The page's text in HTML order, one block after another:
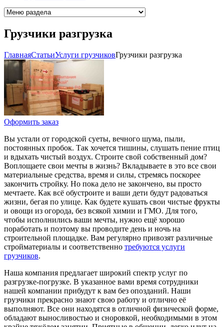
Грузчики разгрузка
ГлавнаяCтатьиУслуги грузчиковГрузчики разгрузка
Оформить заказ
Вы устали от городской суеты, вечного шума, пыли,
постоянных пробок. Так хочется тишины, слушать пение птиц
и вдыхать чистый воздух. Строите свой собственный дом?
Воплощаете свои мечты в жизнь? Вкладываете в это все свои
материальные средства, время и силы, стремясь поскорее
закончить стройку. Но пока дело не закончено, вы просто
мечтаете. Как всё обустроите и ваши дети будут радоваться
жизни, бегая по улице. Как будете кушать свои чистые фрукты
и овощи из огорода, без всякой химии и ГМО. Для того,
чтобы исполнились ваши мечты, нужно ещё хорошо
поработать и поэтому вы проводите день и ночь на
строительной площадке. Вам регулярно привозят различные
стройматериалы и соответственно требуются услуги
грузчиков.
Наша компания предлагает широкий спектр услуг по
разгрузке-погрузке. В указанное вами время сотрудники
нашей компании прибудут к вам без опозданий. Наши
грузчики прекрасно знают свою работу и отлично её
выполняют. Все они находятся в отличной физической форме,
обладают выносливостью и сноровкой, необходимыми в этом